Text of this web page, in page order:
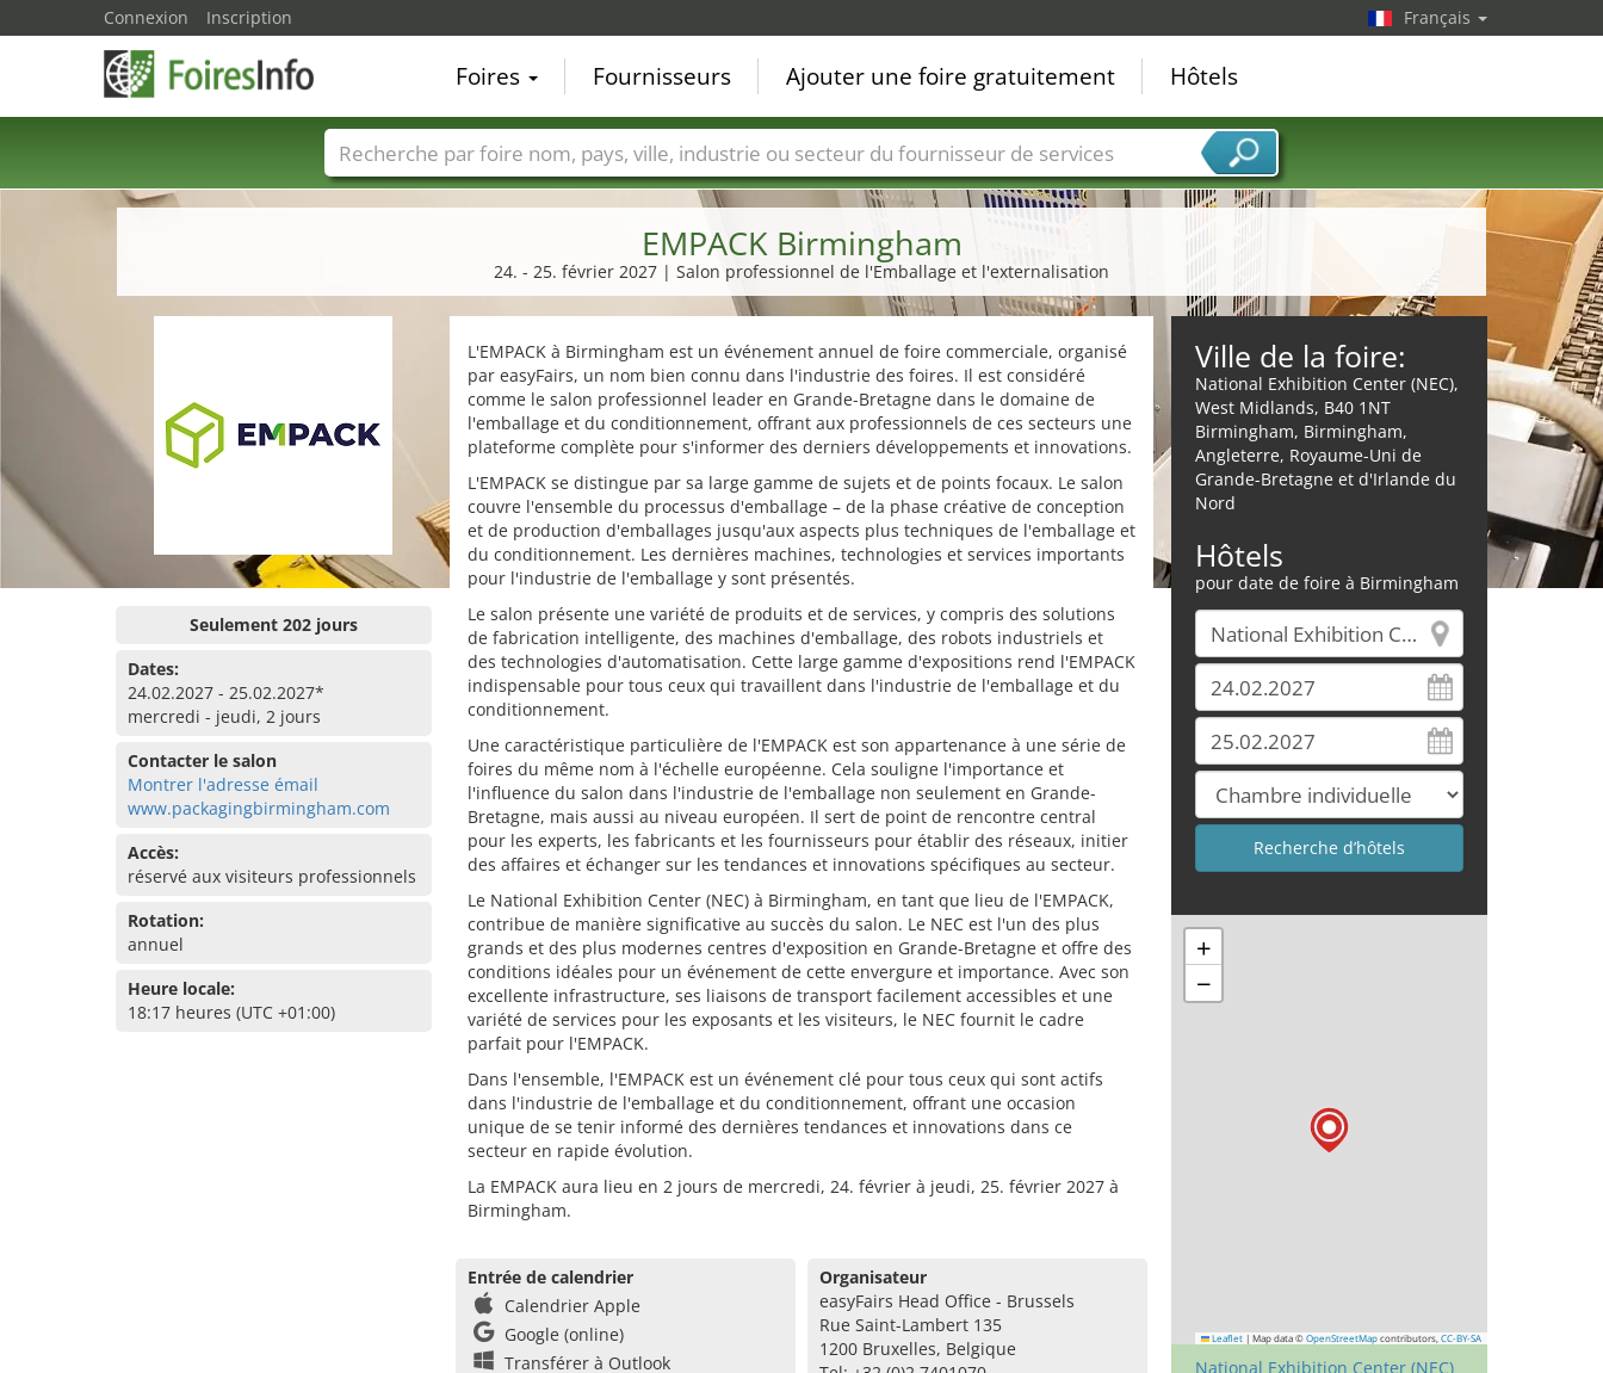
EMPACK Birmingham
24. - 25. février 2027 | Salon professionnel de l'Emballage et l'externalisation
Seulement 202 jours
Dates:
24.02.2027 - 25.02.2027*
mercredi - jeudi, 2 jours
Contacter le salon
Montrer l'adresse émail
www.packagingbirmingham.com
Accès:
réservé aux visiteurs professionnels
Rotation:
annuel
Heure locale:
18:17 heures (UTC +01:00)
L'EMPACK à Birmingham est un événement annuel de foire commerciale, organisé
par easyFairs, un nom bien connu dans l'industrie des foires. Il est considéré
comme le salon professionnel leader en Grande-Bretagne dans le domaine de
l'emballage et du conditionnement, offrant aux professionnels de ces secteurs une
plateforme complète pour s'informer des derniers développements et innovations.
L'EMPACK se distingue par sa large gamme de sujets et de points focaux. Le salon
couvre l'ensemble du processus d'emballage – de la phase créative de conception
et de production d'emballages jusqu'aux aspects plus techniques de l'emballage et
du conditionnement. Les dernières machines, technologies et services importants
pour l'industrie de l'emballage y sont présentés.
Le salon présente une variété de produits et de services, y compris des solutions
de fabrication intelligente, des machines d'emballage, des robots industriels et
des technologies d'automatisation. Cette large gamme d'expositions rend l'EMPACK
indispensable pour tous ceux qui travaillent dans l'industrie de l'emballage et du
conditionnement.
Une caractéristique particulière de l'EMPACK est son appartenance à une série de
foires du même nom à l'échelle européenne. Cela souligne l'importance et
l'influence du salon dans l'industrie de l'emballage non seulement en Grande-
Bretagne, mais aussi au niveau européen. Il sert de point de rencontre central
pour les experts, les fabricants et les fournisseurs pour établir des réseaux, initier
des affaires et échanger sur les tendances et innovations spécifiques au secteur.
Le National Exhibition Center (NEC) à Birmingham, en tant que lieu de l'EMPACK,
contribue de manière significative au succès du salon. Le NEC est l'un des plus
grands et des plus modernes centres d'exposition en Grande-Bretagne et offre des
conditions idéales pour un événement de cette envergure et importance. Avec son
excellente infrastructure, ses liaisons de transport facilement accessibles et une
variété de services pour les exposants et les visiteurs, le NEC fournit le cadre
parfait pour l'EMPACK.
Dans l'ensemble, l'EMPACK est un événement clé pour tous ceux qui sont actifs
dans l'industrie de l'emballage et du conditionnement, offrant une occasion
unique de se tenir informé des dernières tendances et innovations dans ce
secteur en rapide évolution.
La EMPACK aura lieu en 2 jours de mercredi, 24. février à jeudi, 25. février 2027 à
Birmingham.
Entrée de calendrier
Calendrier Apple
Google (online)
Transférer à Outlook
Organisateur
easyFairs Head Office - Brussels
Rue Saint-Lambert 135
1200 Bruxelles, Belgique
Ville de la foire:
National Exhibition Center (NEC),
West Midlands, B40 1NT
Birmingham, Birmingham,
Angleterre, Royaume-Uni de
Grande-Bretagne et d'Irlande du
Nord
Hôtels
pour date de foire à Birmingham
+
−
Leaflet | Map data © OpenStreetMap contributors, CC-BY-SA
National Exhibition Center (NEC)
Connexion Inscription Français
Foires Fournisseurs Ajouter une foire gratuitement Hôtels
Foire noms Pays Villes Secteurs de foire Secteurs du fournisseur de services